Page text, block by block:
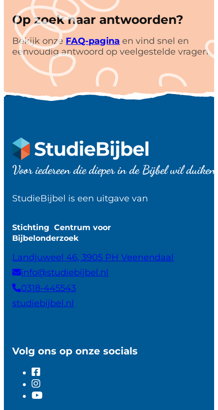
Op zoek naar antwoorden?
Bekijk onze FAQ-pagina en vind snel en
eenvoudig antwoord op veelgestelde vragen.
Voor iedereen die dieper in de Bijbel wil
StudieBijbel is een uitgave van
Stichting Centrum voor
Bijbelonderzoek
Landjuweel 46, 3905 PH Veenendaal
info@studiebijbel.nl
0318-445543
studiebijbel.nl
Volg ons op onze socials